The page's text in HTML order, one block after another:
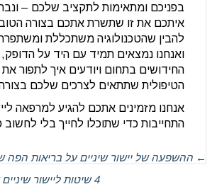
בפניכם ומתאימות לתקציב שלכם –
איתכם את זו שתשרת אתכם בצורה
להבין שהטכנולוגיה משתכללת
ואנחנו נמצאים תמיד עם היד על
החידושים בתחום ויודעים איך לתפור
הטיפולית שתתאים לצרכים שלכם
אנחנו מזמינים אתכם להגיע למרפאה
התחייבות כדי שתוכלו לחייך בלי לחשוב
← ההשפעה של יישור שיניים על בריאות הפה
4 שיטות ליישור שיניים שאולי לא הכרתם